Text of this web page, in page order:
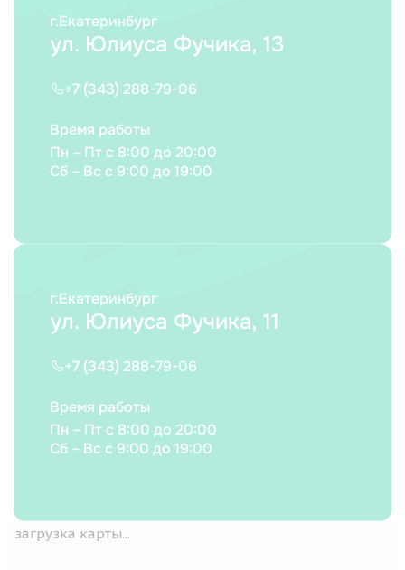
г.Екатеринбург
ул. Юлиуса Фучика, 13
+7 (343) 288-79-06
Время работы
Пн – Пт с 8:00 до 20:00
Сб – Вс с 9:00 до 19:00
г.Екатеринбург
ул. Юлиуса Фучика, 11
+7 (343) 288-79-06
Время работы
Пн – Пт с 8:00 до 20:00
Сб – Вс с 9:00 до 19:00
загрузка карты...